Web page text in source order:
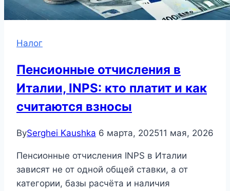
Налог
Пенсионные отчисления в
Италии, INPS: кто платит и как
считаются взносы
BySerghei Kaushka 6 марта, 202511 мая, 2026
Пенсионные отчисления INPS в Италии
зависят не от одной общей ставки, а от
категории, базы расчёта и наличия